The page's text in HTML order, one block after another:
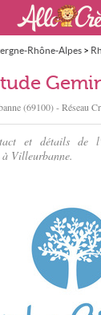
Rhône-Alpes>
(69100) - Réseau
et détails de
Villeurbanne.